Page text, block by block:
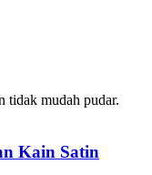
Kain Satin